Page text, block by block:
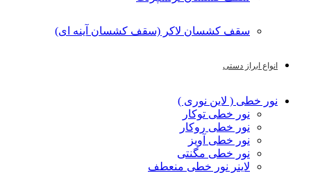
سقف کشسان لاکر (سقف کشسان آینه ای)
انواع ابراز دستی
نور خطی ( لاین نوری )
نور خطی توکار
نور خطی روکار
نور خطی آویز
نور خطی مگنتی
لاینر نور خطی منعطف